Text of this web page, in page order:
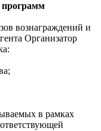
программ
вознаграждений и
Организатор
в рамках